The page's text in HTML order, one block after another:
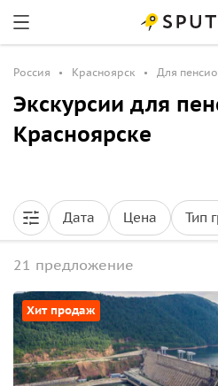
Россия Красноярск Для
Экскурсии для
Красноярске
Дата Цена Тип
21 предложение
Хит продаж